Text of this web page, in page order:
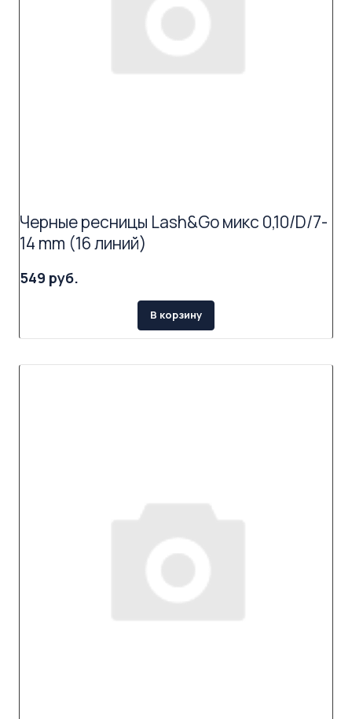
Черные ресницы Lash&Go микс 0,10/D/7-
14 mm (16 линий)
549 руб.
В корзину